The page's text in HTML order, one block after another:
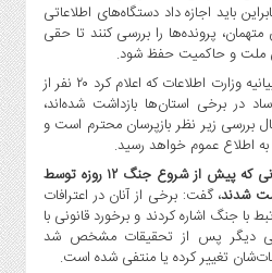
باید اجازه داد دستگاه‌های اطلاعاتی
پرونده‌ها را بررسی کنند تا حقی
ملت و حاکمیت حفظ شود.
سخنگوی قوه قضاییه با اشاره به بیانیه وزارت اطلاعات که اعلام کرد ۲۰ نفر از
در برخی استان‌ها بازداشت شده‌اند،
بررسی زیر نظر بازپرسان محترم است و
اطلاع عموم خواهد رسید.
پرونده متهمانی که پیش از شروع جنگ ۱۲ روزه توسط
شدند، گفت: برخی از آنان در اعترافات
جنگ اشاره کردند و برخورد قانونی با
دیگر پس از تحقیقات مشخص شد
تغییر کرده یا منتفی شده است.